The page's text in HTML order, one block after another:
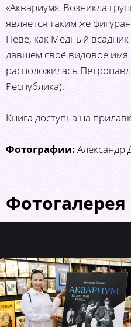
«Аквариум». Возникла
является таким же
Неве, как Медный всадник
давшем своё видовое имя
расположилась
Республика).
Книга доступна на
Фотографии: Александр
Фотогалерея